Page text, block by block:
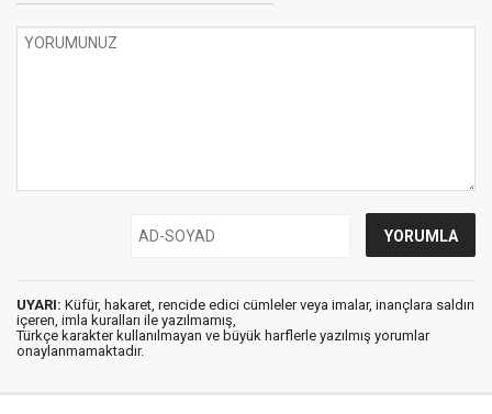
UYARI: Küfür, hakaret, rencide edici cümleler veya imalar, inançlara saldırı
içeren, imla kuralları ile yazılmamış,
Türkçe karakter kullanılmayan ve büyük harflerle yazılmış yorumlar
onaylanmamaktadır.